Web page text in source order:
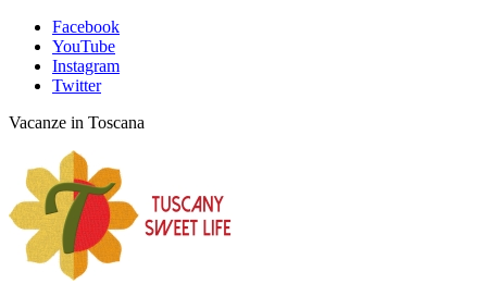
Facebook
YouTube
Instagram
Twitter
Vacanze in Toscana